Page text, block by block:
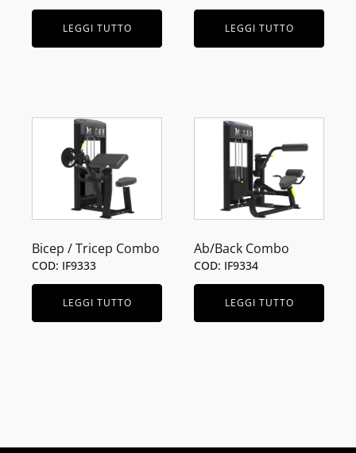
LEGGI TUTTO LEGGI TUTTO
Bicep / Tricep Combo
COD: IF9333
LEGGI TUTTO
Ab/Back Combo
COD: IF9334
LEGGI TUTTO